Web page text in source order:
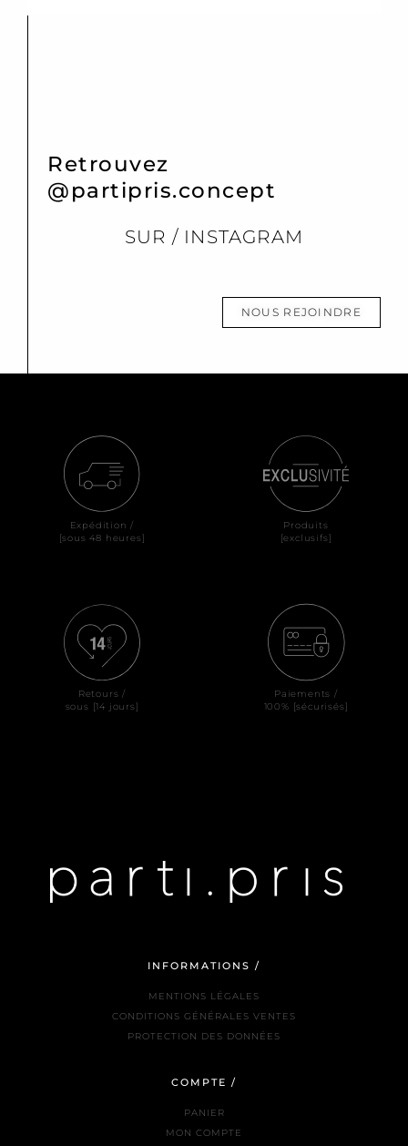
Retrouvez
@partipris.concept
SUR / INSTAGRAM
NOUS REJOINDRE
Expédition /
[sous 48 heures]
Produits
[exclusifs]
Retours /
sous [14 jours]
Paiements /
100% [sécurisés]
INFORMATIONS /
MENTIONS LÉGALES
CONDITIONS GÉNÉRALES VENTES
PROTECTION DES DONNÉES
COMPTE /
PANIER
MON COMPTE